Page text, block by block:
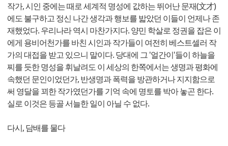
작가, 시인 중에는 때로 세계적 명성에 값하는 뛰어난 문재(文才)
에도 불구하고 정신 나간 생각과 행보를 밟았던 이들이 언제나 존
재했었다. 우리나라 역시 마찬가지다. 양민 학살로 정권을 잡은 이
에게 용비어천가를 바친 시인과 작가들이 여전히 베스트셀러 작
가의 대접을 받고 있으니 말이다. 당대에 그 '얼간이'들이 하늘을
찌를 듯한 명성을 휘날려도 이 세상의 한쪽에서는 생명과 평화에
속했던 문인이었던가, 반생명과 폭력을 방관하거나 지지함으로
써 영달을 꾀한 작가였던가를 기억 속에 명토를 박아 놓곤 한다.
실로 이것은 등골 서늘한 일이 아닐 수 없다.
다시, 담배를 물다